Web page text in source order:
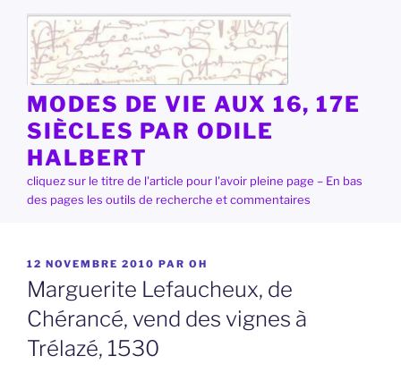
contenu
principal
MODES DE VIE AUX 16, 17E
SIÈCLES PAR ODILE
HALBERT
cliquez sur le titre de l'article pour l'avoir pleine page – En bas
des pages les outils de recherche et commentaires
PUBLIÉ
LE
12 NOVEMBRE 2010 PAR OH
Marguerite Lefaucheux, de
Chérancé, vend des vignes à
Trélazé, 1530